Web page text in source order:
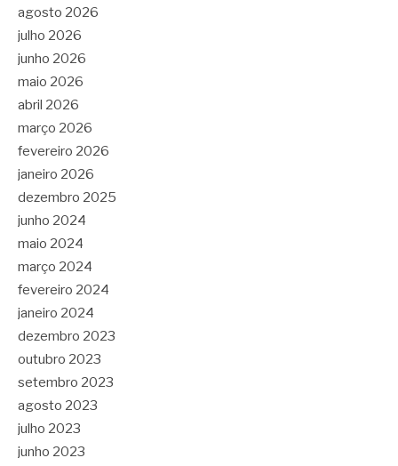
agosto 2026
julho 2026
junho 2026
maio 2026
abril 2026
março 2026
fevereiro 2026
janeiro 2026
dezembro 2025
junho 2024
maio 2024
março 2024
fevereiro 2024
janeiro 2024
dezembro 2023
outubro 2023
setembro 2023
agosto 2023
julho 2023
junho 2023